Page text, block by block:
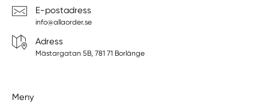
E-postadress
info@allaorder.se
Adress
Mästargatan 5B, 781 71 Borlänge
Meny